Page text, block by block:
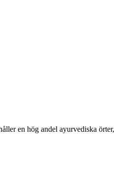
en hög andel ayurvediska